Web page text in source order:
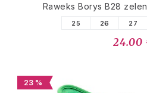
Raweks Borys B28
25 26 27
24.00
23 %